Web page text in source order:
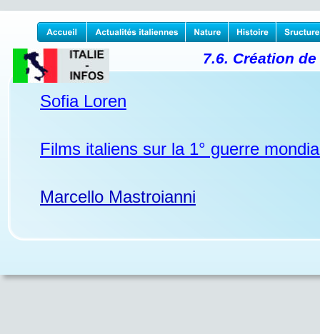
7.6. Création
Sofia Loren
Films italiens sur la 1° guerre
Marcello Mastroianni